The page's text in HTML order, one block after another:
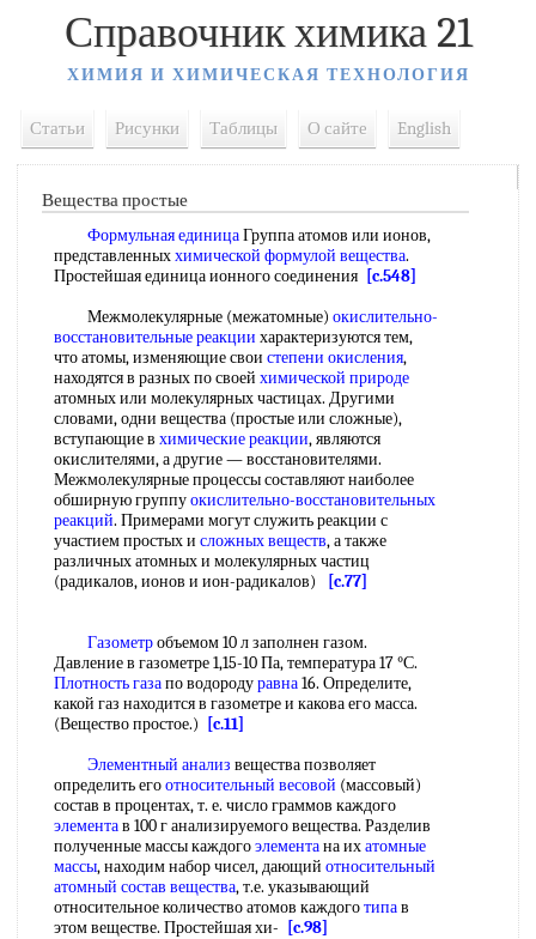
Справочник химика 21
ХИМИЯ И ХИМИЧЕСКАЯ ТЕХНОЛОГИЯ
Статьи Рисунки Таблицы О сайте English
Вещества простые
Формульная единицаГруппа атомов или ионов,
представленныххимической формулой вещества.
Простейшая единица ионного соединения [c.548]
Межмолекулярные (межатомные) окислительно-
восстановительные реакции характеризуются тем,
что атомы, изменяющие свои степени окисления,
находятся в разных по своей химической природе
атомных или молекулярных частицах. Другими
словами, одни вещества (простые или сложные),
вступающие в химические реакции, являются
окислителями, а другие — восстановителями.
Межмолекулярные процессы составляют наиболее
обширную группуокислительно-восстановительных
реакций. Примерами могут служить реакции с
участием простых и сложных веществ, а также
различных атомных и молекулярных частиц
(радикалов, ионов и ион-радикалов)
[c.77]
Газометробъемом 10 л заполнен газом.
Давление в газометре 1,15-10 Па, температура 17 °С.
Плотность газапо водородуравна16. Определите,
какой газ находится в газометре и какова его масса.
(Вещество простое.)
[c.11]
Элементный анализ вещества позволяет
определить егоотносительный весовой (массовый)
состав в процентах, т. е. число граммов каждого
элементав 100 г анализируемого вещества. Разделив
полученные массы каждогоэлементана ихатомные
массы, находим набор чисел, дающий относительный
атомный состав вещества, т.е. указывающий
относительное количество атомов каждоготипав
этом веществе. Простейшая хи-
[c.98]